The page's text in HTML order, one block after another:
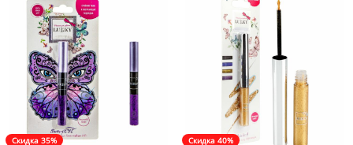
Скидка 35% Скидка 40%